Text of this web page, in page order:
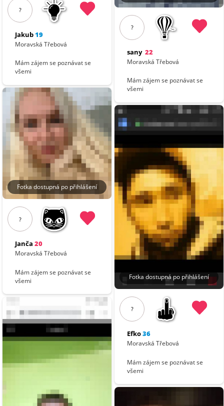
?
Jakub19
Moravská Třebová
Mám zájem se poznávat se
všemi
Fotka dostupná po přihlášení
?
Janča 20
Moravská Třebová
Mám zájem se poznávat se
všemi
?
sany 22
Moravská Třebová
Mám zájem se poznávat se
všemi
Fotka dostupná po přihlášení
?
Efko36
Moravská Třebová
Mám zájem se poznávat se
všemi